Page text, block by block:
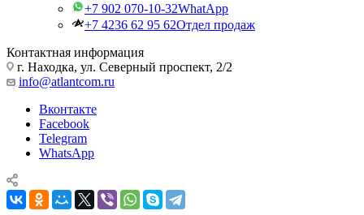
+7 902 070-10-32WhatApp
+7 4236 62 95 62Отдел продаж
Контактная информация
г. Находка, ул. Северный проспект, 2/2
info@atlantcom.ru
Вконтакте
Facebook
Telegram
WhatsApp